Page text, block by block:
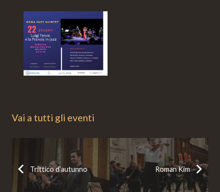
Vai a tutti gli eventi
Trittico d’autunno Roman Kim